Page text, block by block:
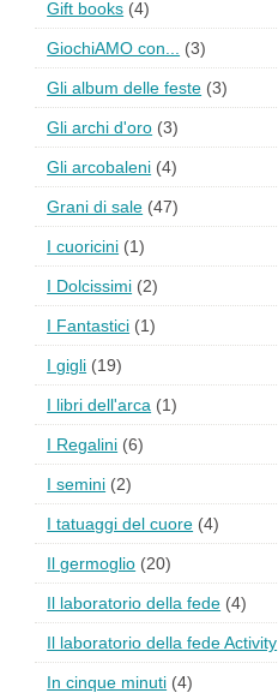
Gift books (4)
GiochiAMO con... (3)
Gli album delle feste (3)
Gli archi d'oro (3)
Gli arcobaleni (4)
Grani di sale (47)
I cuoricini (1)
I Dolcissimi (2)
I Fantastici (1)
I gigli (19)
I libri dell'arca (1)
I Regalini (6)
I semini (2)
I tatuaggi del cuore (4)
Il germoglio (20)
Il laboratorio della fede (4)
Il laboratorio della fede Activity
In cinque minuti (4)